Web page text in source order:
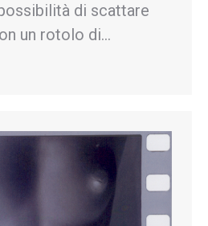
di scattare
un rotolo di…